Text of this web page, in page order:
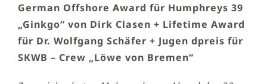
German Offshore Award für Humphreys 39
„Ginkgo“ von Dirk Clasen + Lifetime Award
für Dr. Wolfgang Schäfer + Jugen dpreis für
SKWB – Crew „Löwe von Bremen“